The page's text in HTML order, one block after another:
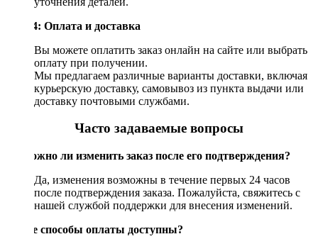
Шаг 4: Оплата и доставка
Вы можете оплатить заказ онлайн на сайте или выбрать
оплату при получении.
Мы предлагаем различные варианты доставки, включая
курьерскую доставку, самовывоз из пункта выдачи или
доставку почтовыми службами.
Часто задаваемые вопросы
Возможно ли изменить заказ после его подтверждения?
Да, изменения возможны в течение первых 24 часов
после подтверждения заказа. Пожалуйста, свяжитесь с
нашей службой поддержки для внесения изменений.
Какие способы оплаты доступны?